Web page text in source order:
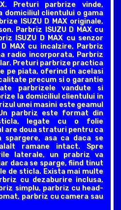
Preturi parbrize vinde,
domiciliul clientului o gama
ISUZU D MAX originale,
Parbriz ISUZU D MAX cu
ISUZU D MAX cu senzor
D MAX cu incalzire, Parbriz
radio incorporata, Parbriz
Preturi parbrize practica
pe piata, oferind in acelasi
precum si o garantie
parbrizele vandute si
la domiciliul clientului in
unei masini este geamul
parbriz este format din
legate cu o folie
are doua straturi pentru ca
spargere, asa ca daca se
ramane intact. Spre
laterale, un prabriz va
daca se sparge, fiind tinut
de sticla. Exista mai multe
cu dezaburire inclusa,
simplu, parbriz cu head-
parbriz cu camera sau